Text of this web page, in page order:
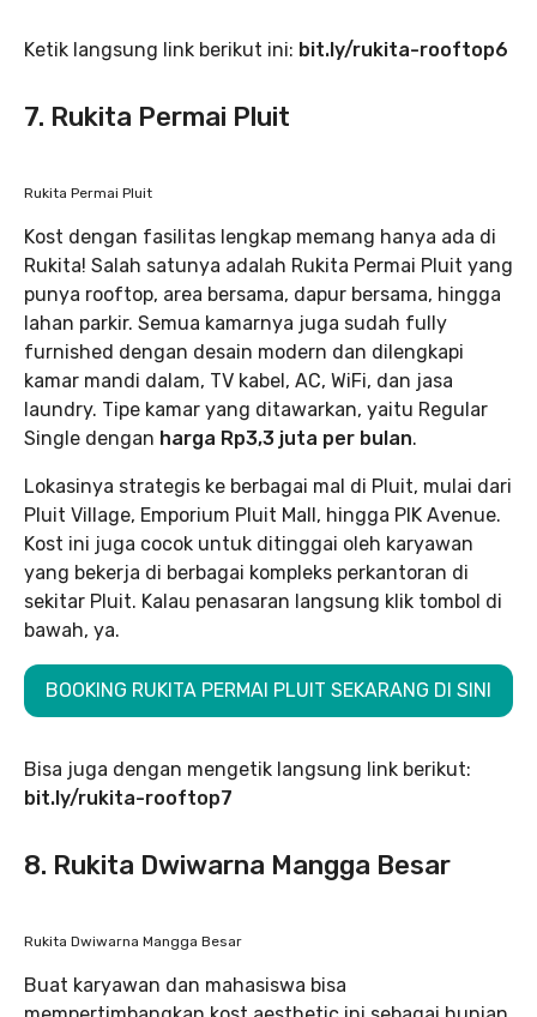
Ketik langsung link berikut ini: bit.ly/rukita-rooftop6
7. Rukita Permai Pluit
Rukita Permai Pluit
Kost dengan fasilitas lengkap memang hanya ada di
Rukita! Salah satunya adalah Rukita Permai Pluit yang
punya rooftop, area bersama, dapur bersama, hingga
lahan parkir. Semua kamarnya juga sudah fully
furnished dengan desain modern dan dilengkapi
kamar mandi dalam, TV kabel, AC, WiFi, dan jasa
laundry. Tipe kamar yang ditawarkan, yaitu Regular
Single dengan harga Rp3,3 juta per bulan.
Lokasinya strategis ke berbagai mal di Pluit, mulai dari
Pluit Village, Emporium Pluit Mall, hingga PIK Avenue.
Kost ini juga cocok untuk ditinggai oleh karyawan
yang bekerja di berbagai kompleks perkantoran di
sekitar Pluit. Kalau penasaran langsung klik tombol di
bawah, ya.
BOOKING RUKITA PERMAI PLUIT SEKARANG DI SINI
Bisa juga dengan mengetik langsung link berikut:
bit.ly/rukita-rooftop7
8. Rukita Dwiwarna Mangga Besar
Rukita Dwiwarna Mangga Besar
Buat karyawan dan mahasiswa bisa